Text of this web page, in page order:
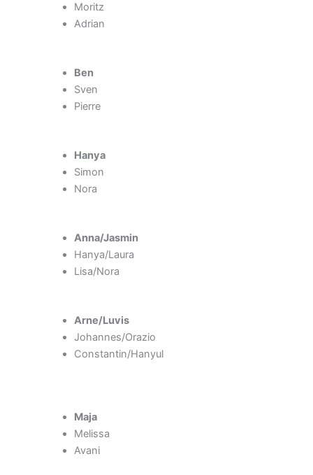
Moritz
Adrian
Ben
Sven
Pierre
Hanya
Simon
Nora
Anna/Jasmin
Hanya/Laura
Lisa/Nora
Arne/Luvis
Johannes/Orazio
Constantin/Hanyul
Maja
Melissa
Avani